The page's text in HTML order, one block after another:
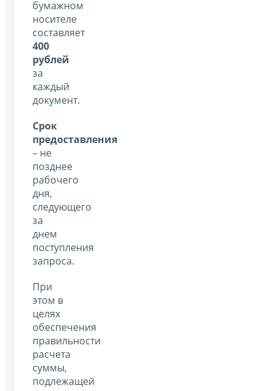
бумажном
носителе
составляет
400
рублей
за
каждый
документ.
Срок
предоставления
– не
позднее
рабочего
дня,
следующего
за
днем
поступления
запроса.
При
этом в
целях
обеспечения
правильности
расчета
суммы,
подлежащей